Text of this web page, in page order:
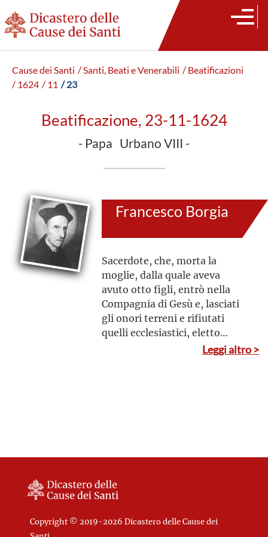
Cause dei Santi / Santi, Beati e Venerabili / Beatificazioni
/ 1624 / 11 / 23
Beatificazione, 23-11-1624
- Papa Urbano VIII -
Francesco Borgia
Sacerdote, che, morta la
moglie, dalla quale aveva
avuto otto figli, entrò nella
Compagnia di Gesù e, lasciati
gli onori terreni e rifiutati
quelli ecclesiastici, eletto
preposito generale, restòLeggi altro >
Copyright © 2019-2026 Dicastero delle Cause dei